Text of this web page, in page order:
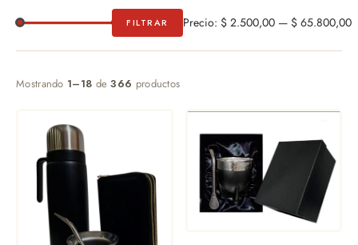
FILTRAR Precio: $ 2.500,00— $ 65.800,00
Mostrando 1–18 de366 productos
y Mochilas
Asado y vino
y accesorios